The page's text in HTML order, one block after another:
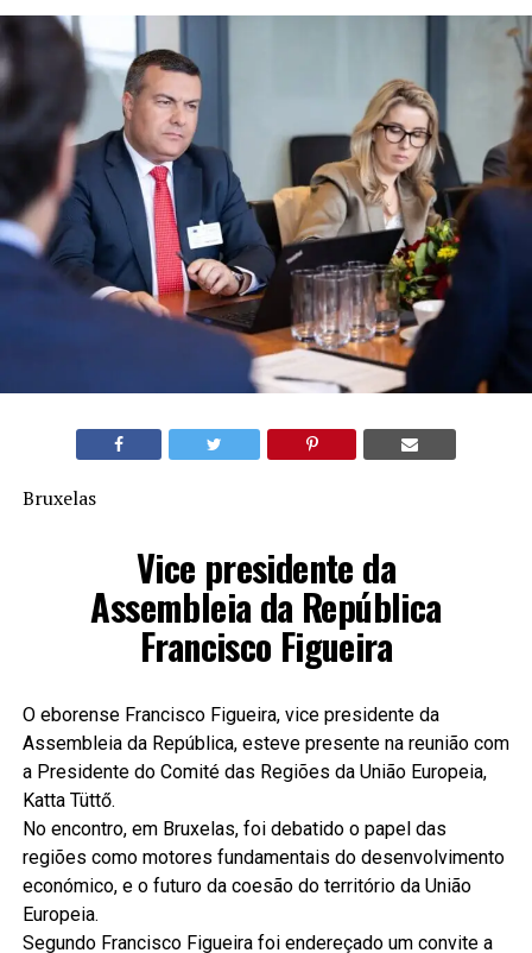
Bruxelas
Vice presidente da
Assembleia da República
Francisco Figueira
O eborense Francisco Figueira, vice presidente da
Assembleia da República, esteve presente na reunião com
a Presidente do Comité das Regiões da União Europeia,
Katta Tüttő.
No encontro, em Bruxelas, foi debatido o papel das
regiões como motores fundamentais do desenvolvimento
económico, e o futuro da coesão do território da União
Europeia.
Segundo Francisco Figueira foi endereçado um convite a